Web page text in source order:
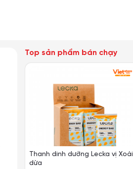
Top sản phẩm bán chạy
Thanh dinh dưỡng Lecka vị Xoài
dừa